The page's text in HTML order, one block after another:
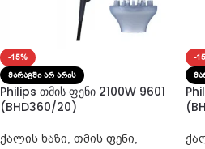
-15%
ᲛᲐᲠᲐᲒᲨᲘ ᲐᲠ ᲐᲠᲘᲡ
Philips თმის ფენი 2100W 9601
(BHD360/20)
ქალის ხაზი, თმის ფენი,
-